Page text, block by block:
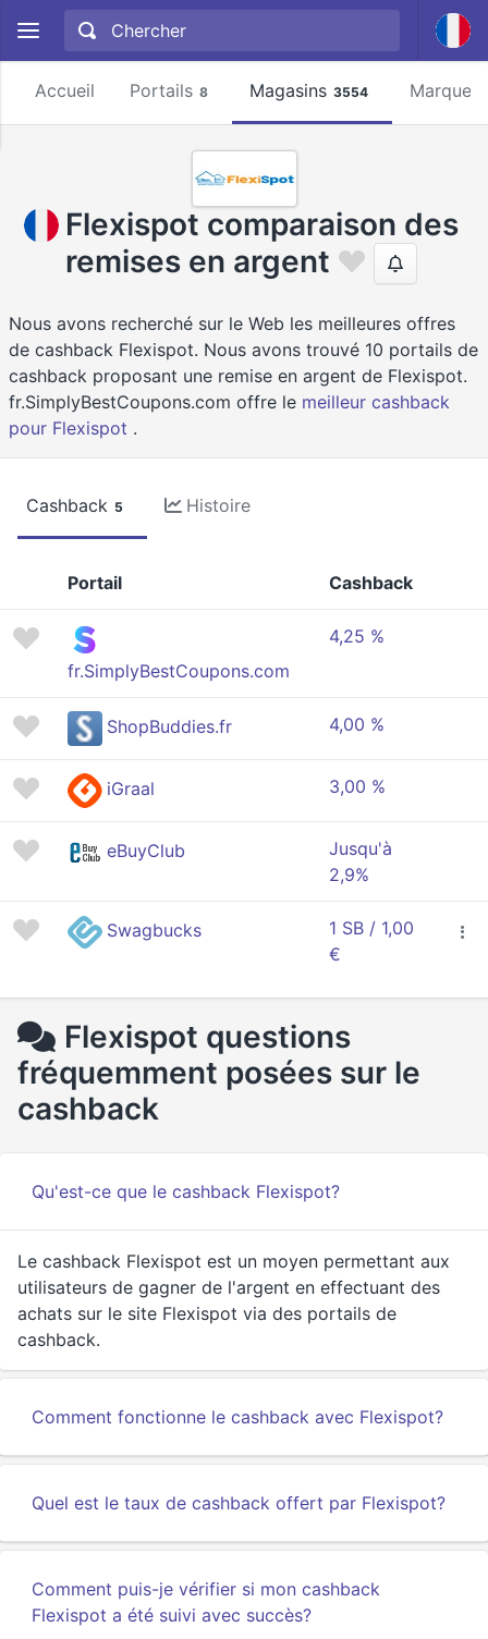
Accueil Portails 8 Magasins 3554 Marques
Flexispot comparaison des
remises en argent
Nous avons recherché sur le Web les meilleures offres
de cashback Flexispot. Nous avons trouvé 10 portails de
cashback proposant une remise en argent de Flexispot.
fr.SimplyBestCoupons.com offre le meilleur cashback
pour Flexispot .
Cashback 5 Histoire
Portail Cashback
fr.SimplyBestCoupons.com
4,25 %
ShopBuddies.fr 4,00 %
iGraal 3,00 %
eBuyClub
Jusqu'à
2,9%
Swagbucks
1 SB / 1,00
€
Flexispot questions
fréquemment posées sur le
cashback
Qu'est-ce que le cashback Flexispot?
Le cashback Flexispot est un moyen permettant aux
utilisateurs de gagner de l'argent en effectuant des
achats sur le site Flexispot via des portails de
cashback.
Comment fonctionne le cashback avec Flexispot?
Quel est le taux de cashback offert par Flexispot?
Comment puis-je vérifier si mon cashback
Flexispot a été suivi avec succès?